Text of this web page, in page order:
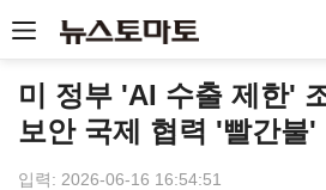
미 정부 'AI 수출 제한'
보안 국제 협력 '빨간불'
입력: 2026-06-16 16:54:51